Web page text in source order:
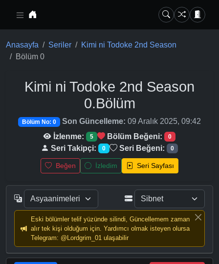
Anasayfa Seriler
Kimi ni Todoke 2nd Season
Bölüm 0
Kimi ni Todoke 2nd Season
0.Bölüm
Bölüm No: 0 Son Güncelleme: 09 Aralık 2025, 09:42
İzlenme:
5 Bölüm Beğeni: 0
Seri Takipçi: 0 Seri Beğeni: 0
Beğen İzledim Seri Sayfası
Eski bölümler telif yüzünde silindi, Güncellemem zaman
alır tek kişi olduğum için. Yardımcı olmak isteyen olursa
Telegram: @Lordgrim_01 ulaşabilir